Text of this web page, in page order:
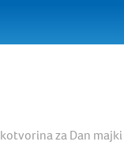
za Dan